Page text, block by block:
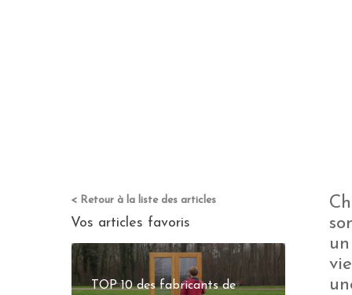
< Retour à la liste des articles
Vos articles favoris
TOP 10 des fabricants de